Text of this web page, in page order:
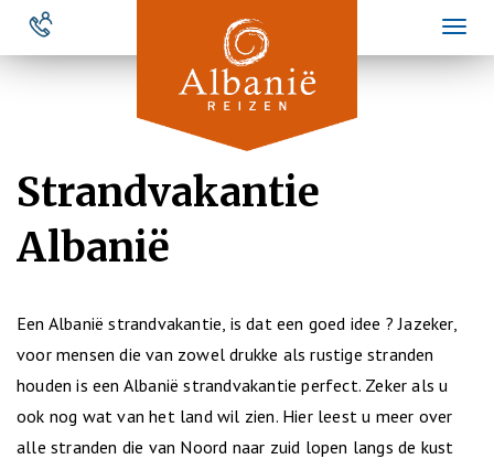
Overslaan
naar
Strandvakantie
Albanië
Een Albanië strandvakantie, is dat een goed idee ? Jazeker,
voor mensen die van zowel drukke als rustige stranden
houden is een Albanië strandvakantie perfect. Zeker als u
ook nog wat van het land wil zien. Hier leest u meer over
alle stranden die van Noord naar zuid lopen langs de kust